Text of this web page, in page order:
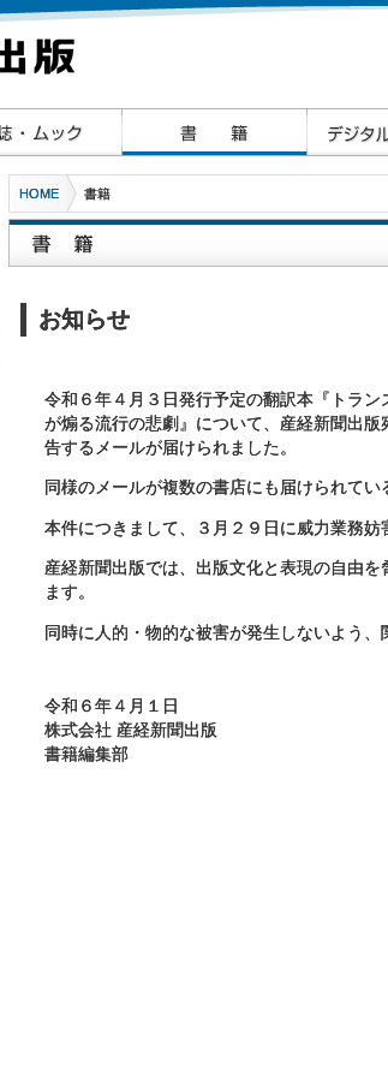
HOME 書籍
お知らせ
令和６年４月３日発行予定の翻訳本『トラ
が煽る流行の悲劇』について、産経新聞出
告するメールが届けられました。
同様のメールが複数の書店にも届けられてい
本件につきまして、３月２９日に威力業務妨
産経新聞出版では、出版文化と表現の自由
ます。
同時に人的・物的な被害が発生しないよう
令和６年４月１日
株式会社 産経新聞出版
書籍編集部